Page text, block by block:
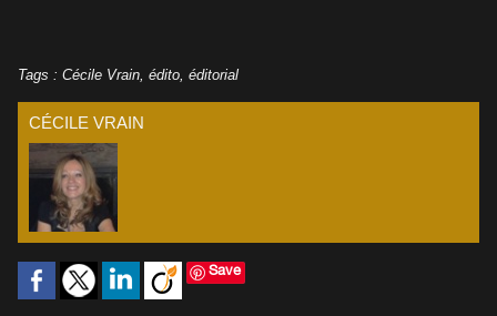
Tags : Cécile Vrain édito éditorial
CÉCILE VRAIN
Save